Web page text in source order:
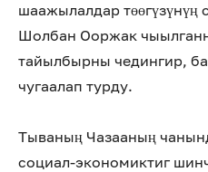
шаажылалдар төөгүзүнүң
Шолбан Ооржак
тайылбырны чедингир,
чугаалап турду.
Тываның Чазааның
социал-экономиктиг